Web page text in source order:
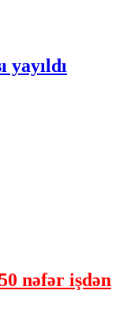
yayıldı
nəfər işdən